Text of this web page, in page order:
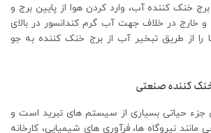
خنک کننده آب، وارد کردن هوا از پایین برج و
خارج در خلاف جهت آب گرم کندانسور در بالای
را از طریق تبخیر آب از برج خنک کننده به جو
خنک کننده صنعتی
حیاتی بسیاری از سیستم‌ های تبرید است و
مانند نیروگاه ‌ها، فرآوری ‌های شیمیایی، کارخانه